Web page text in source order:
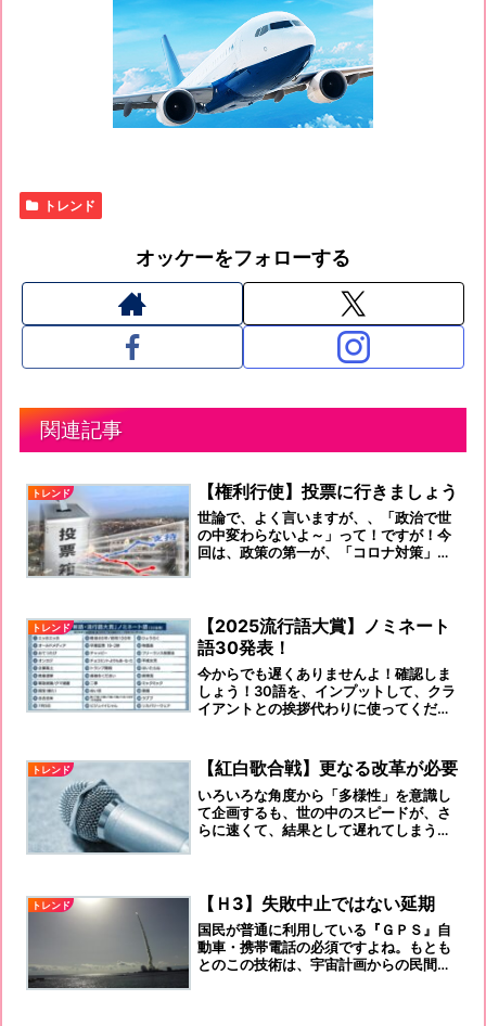
トレンド
オッケーをフォローする
関連記事
トレンド 【権利行使】投票に行きましょう
世論で、よく言いますが、、「政治で世
の中変わらないよ～」って！ですが！今
回は、政策の第一が、「コロナ対策」で
トレンド
【2025流行語大賞】ノミネート
語30発表！
今からでも遅くありませんよ！確認しま
しょう！30語を、インプットして、クラ
イアントとの挨拶代わりに使ってくださ
トレンド 【紅白歌合戦】更なる改革が必要
いろいろな角度から「多様性」を意識し
て企画するも、世の中のスピードが、さ
らに速くて、結果として遅れてしまうと
トレンド 【Ｈ3】失敗中止ではない延期
国民が普通に利用している『ＧＰＳ』自
動車・携帯電話の必須ですよね。もとも
とのこの技術は、宇宙計画からの民間利